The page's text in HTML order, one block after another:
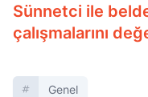
Sünnetci ile
çalışmalarını
Genel